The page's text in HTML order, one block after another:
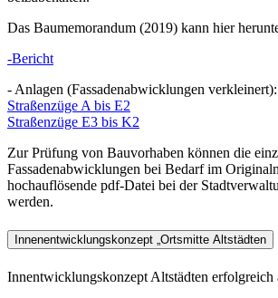
Das Baumemorandum (2019) kann hier
-Bericht
- Anlagen (Fassadenabwicklungen verkleinert):
Straßenzüge A bis E2
Straßenzüge E3 bis K2
Zur Prüfung von Bauvorhaben können die
Fassadenabwicklungen bei Bedarf im
hochauflösende pdf-Datei bei der
werden.
Innenentwicklungskonzept „Ortsmitte Altstädten
Innentwicklungskonzept Altstädten erfolgreich